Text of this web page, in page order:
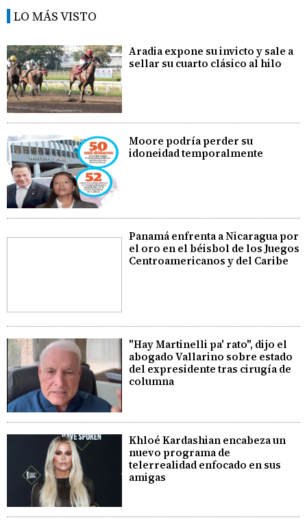
LO MÁS VISTO
Aradia expone su invicto y sale a
sellar su cuarto clásico al hilo
Moore podría perder su
idoneidad temporalmente
Panamá enfrenta a Nicaragua por
el oro en el béisbol de los Juegos
Centroamericanos y del Caribe
"Hay Martinelli pa' rato", dijo el
abogado Vallarino sobre estado
del expresidente tras cirugía de
columna
Khloé Kardashian encabeza un
nuevo programa de
telerrealidad enfocado en sus
amigas